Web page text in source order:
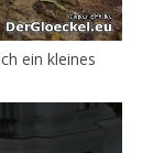
ein kleines